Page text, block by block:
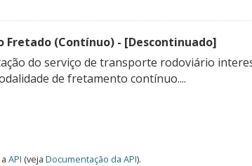
Fretado (Contínuo) - [Descontinuado]
do serviço de transporte rodoviário
de fretamento contínuo....
API (veja Documentação da API).